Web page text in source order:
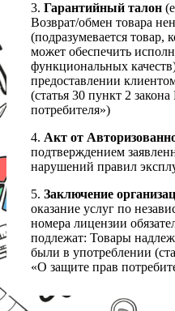
3. Гарантийный талон
Возврат/обмен товара
(подразумевается товар,
может обеспечить
функциональных
предоставлении
(статья 30 пункт 2
потребителя»)
4. Акт от
подтверждением
нарушений правил
5. Заключение
оказание услуг по
номера лицензии
подлежат: Товары
были в употреблении
«О защите прав